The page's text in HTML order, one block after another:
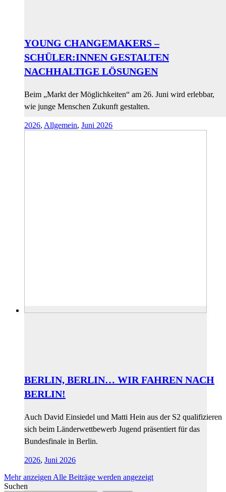
YOUNG CHANGEMAKERS –
SCHÜLER:INNEN GESTALTEN
NACHHALTIGE LÖSUNGEN
Beim „Markt der Möglichkeiten“ am 26. Juni wird erlebbar,
wie junge Menschen Zukunft gestalten.
2026, Allgemein, Juni 2026
BERLIN, BERLIN… WIR FAHREN NACH
BERLIN!
Auch David Einsiedel und Matti Hein aus der S2 qualifizieren
sich beim Länderwettbewerb Jugend präsentiert für das
Bundesfinale in Berlin.
2026, Juni 2026
Mehr anzeigen Alle Beiträge werden angezeigt
Suchen